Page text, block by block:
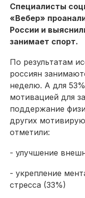
Специалисты
«Вебер»
России и
занимает спорт.
По результатам
россиян
неделю. А для
мотивацией для
поддержание
других
отметили:
- улучшение
- укрепление
стресса (33%)